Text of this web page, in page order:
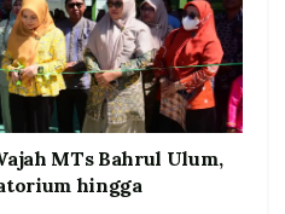
MTs Bahrul Ulum,
hingga